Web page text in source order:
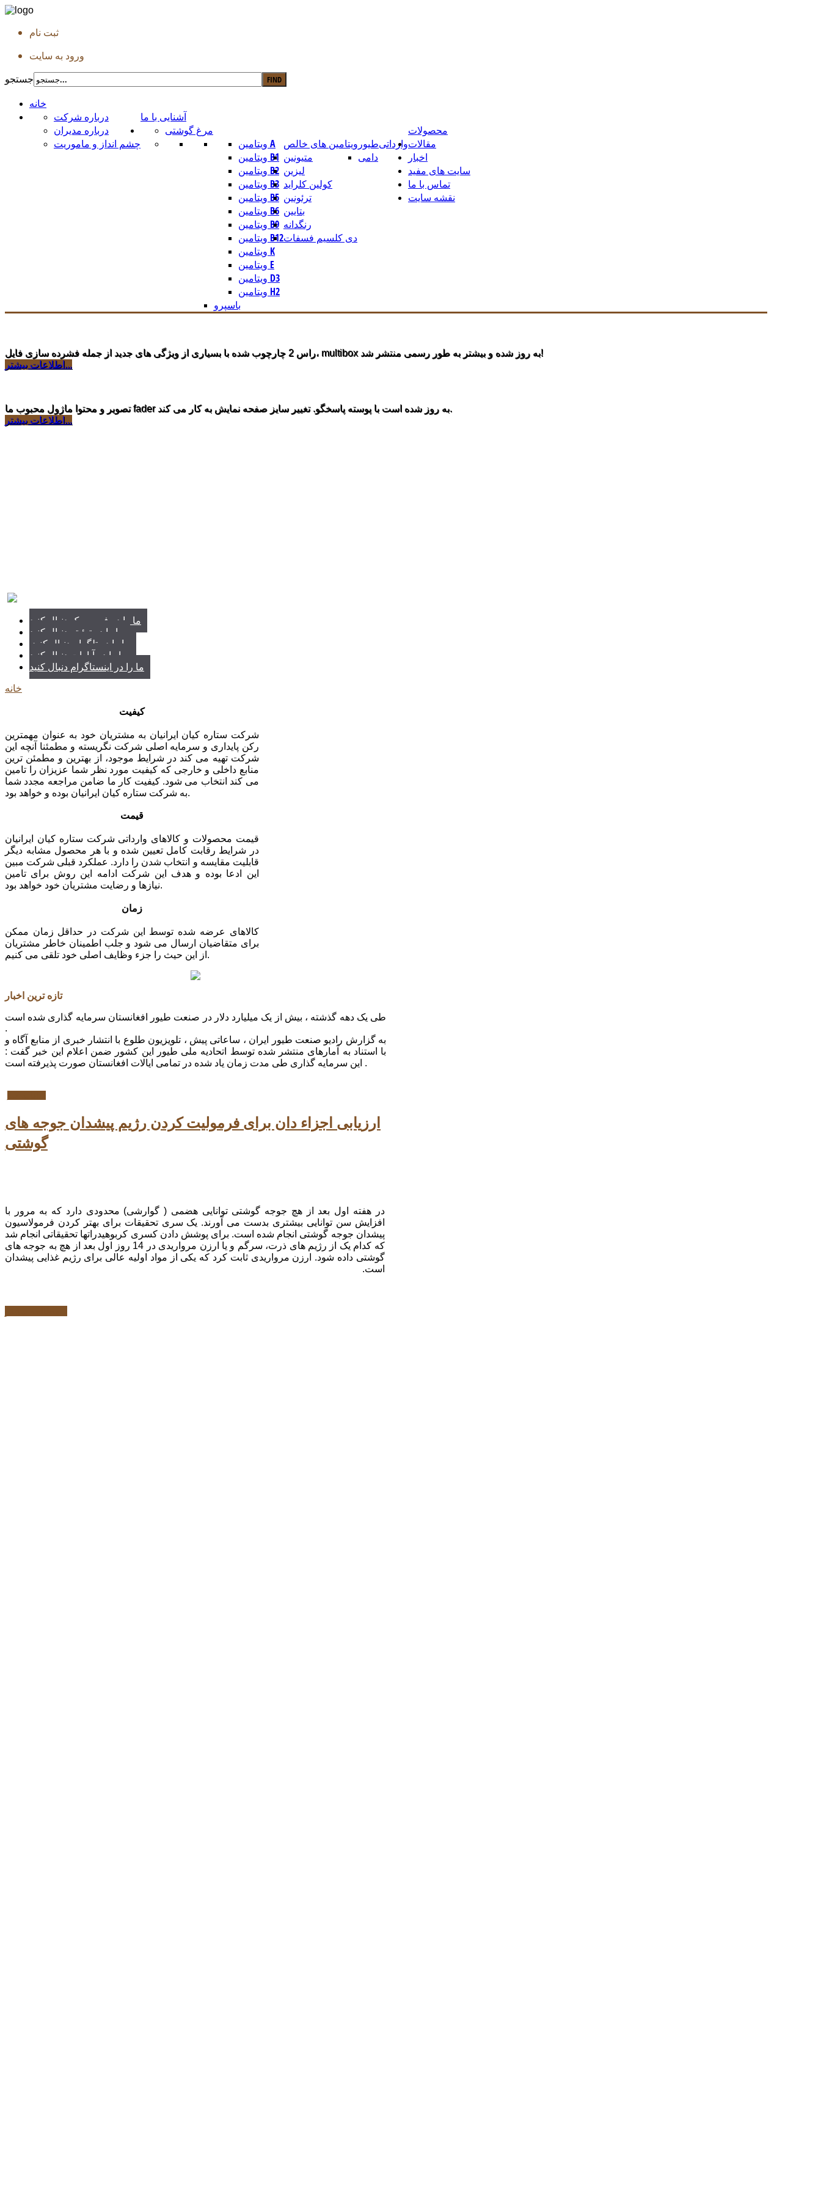
ثبت نام
ورود به سایت
جستجو
خانه
آشنایی با ما
درباره شرکت
درباره مدیران
چشم انداز و ماموریت
محصولات
مرغ گوشتی
وارداتیطیور ویتامین های خالص
ویتامین A
ویتامین B1
ویتامین B2
ویتامین B3
ویتامین B5
ویتامین B6
ویتامین B9
ویتامین B12
ویتامین K
ویتامین E
ویتامین D3
ویتامین H2
متیونین
لیزین
کولین کلراید
ترئونین
بتایین
رنگدانه
دی کلسیم فسفات
دامی
باسپرو
مقالات
اخبار
سایت های مفید
تماس با ما
نقشه سایت
راس 2 چارچوب شده با بسیاری از ویژگی های جدید از جمله فشرده سازی فایل، multibox به روز شده و بیشتر به طور رسمی منتشر شد!
اطلاعات بیشتر...
تصویر و محتوا ماژول محبوب ما fader به روز شده است با پوسته پاسخگو. تغییر سایز صفحه نمایش به کار می کند.
اطلاعات بیشتر...
ما را در فیس بوک دنبال کنید
ما را در توئیتر دنبال کنید
.ما را در تلگرام دنبال کنید
ما را در آپارات دنبال کنید
ما را در اینستاگرام دنبال کنید
خانه
کیفیت
شرکت ستاره کیان ایرانیان به مشتریان خود به عنوان مهمترین
رکن پایداری و سرمایه اصلی شرکت نگریسته و مطمئنا آنچه این
شرکت تهیه می کند در شرایط موجود، از بهترین و مطمئن ترین
منابع داخلی و خارجی که کیفیت مورد نظر شما عزیزان را تامین
می کند انتخاب می شود. کیفیت کار ما ضامن مراجعه مجدد شما
به شرکت ستاره کیان ایرانیان بوده و خواهد بود.
قیمت
قیمت محصولات و کالاهای وارداتی شرکت ستاره کیان ایرانیان
در شرایط رقابت کامل تعیین شده و با هر محصول مشابه دیگر
قابلیت مقایسه و انتخاب شدن را دارد. عملکرد قبلی شرکت مبین
این ادعا بوده و هدف این شرکت ادامه این روش برای تامین
نیازها و رضایت مشتریان خود خواهد بود.
زمان
کالاهای عرضه شده توسط این شرکت در حداقل زمان ممکن
برای متقاضیان ارسال می شود و جلب اطمینان خاطر مشتریان
از این حیث را جزء وظایف اصلی خود تلقی می کنیم.
تازه ترین اخبار
طی یک دهه گذشته ، بیش از یک میلیارد دلار در صنعت طیور افغانستان سرمایه گذاری شده است
.
به گزارش رادیو صنعت طیور ایران ، ساعاتی پیش ، تلویزیون طلوع با انتشار خبری از منابع آگاه و
با استناد به آمارهای منتشر شده توسط اتحادیه ملی طیور این کشور ضمن اعلام این خبر گفت :
این سرمایه گذاری طی مدت زمان یاد شده در تمامی ایالات افغانستان صورت پذیرفته است .
ارزیابی اجزاء دان برای فرمولیت کردن رژیم پیشدان جوجه های
گوشتی
در هفته اول بعد از هچ جوجه گوشتی توانایی هضمی ( گوارشی) محدودی دارد که به مرور با
افزایش سن توانایی بیشتری بدست می آورند. یک سری تحقیقات برای بهتر کردن فرمولاسیون
پیشدان جوجه گوشتی انجام شده است. برای پوشش دادن کسری کربوهیدراتها تحقیقاتی انجام شد
که کدام یک از رژیم های ذرت، سرگم و یا ارزن مرواریدی در 14 روز اول بعد از هچ به جوجه های
گوشتی داده شود. ارزن مرواریدی ثابت کرد که یکی از مواد اولیه عالی برای رژیم غذایی پیشدان
است.